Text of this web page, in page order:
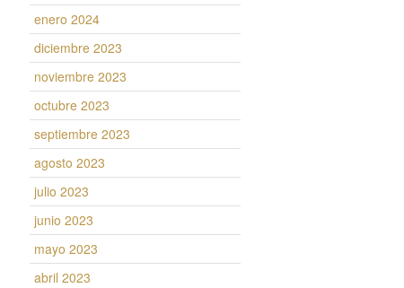
enero 2024
diciembre 2023
noviembre 2023
octubre 2023
septiembre 2023
agosto 2023
julio 2023
junio 2023
mayo 2023
abril 2023